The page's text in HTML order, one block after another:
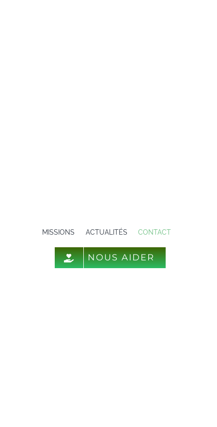
MISSIONS ACTUALITÉS CONTACT
NOUS AIDER